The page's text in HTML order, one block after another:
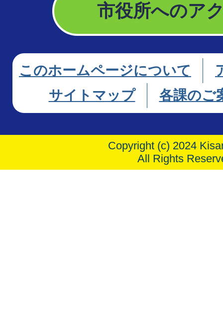
市役所へのア
このホームページについて
サイトマップ
各課のご
Copyright (c) 2024
All Rights